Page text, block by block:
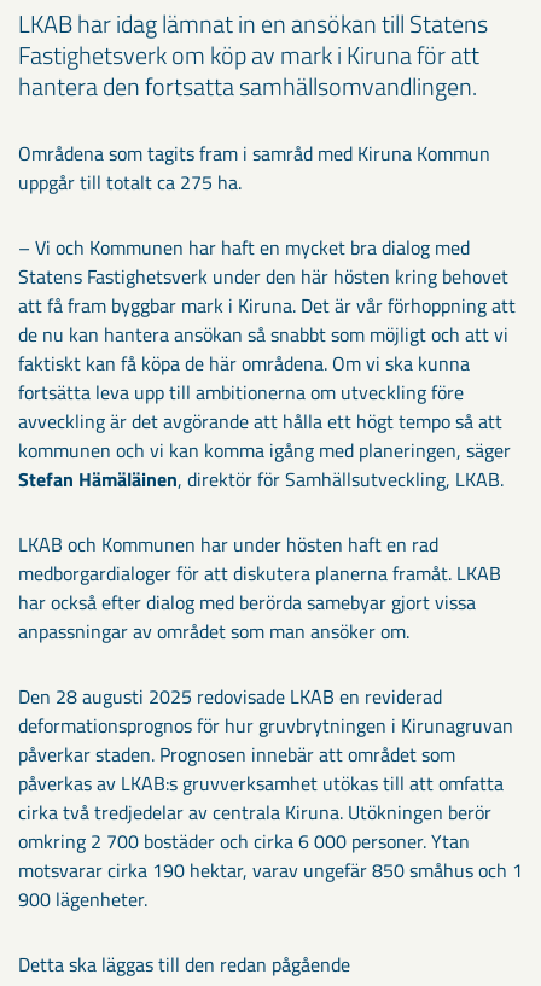
LKAB har idag lämnat in en ansökan till Statens
Fastighetsverk om köp av mark i Kiruna för att
hantera den fortsatta samhällsomvandlingen.
Områdena som tagits fram i samråd med Kiruna Kommun
uppgår till totalt ca 275 ha.
– Vi och Kommunen har haft en mycket bra dialog med
Statens Fastighetsverk under den här hösten kring behovet
att få fram byggbar mark i Kiruna. Det är vår förhoppning att
de nu kan hantera ansökan så snabbt som möjligt och att vi
faktiskt kan få köpa de här områdena. Om vi ska kunna
fortsätta leva upp till ambitionerna om utveckling före
avveckling är det avgörande att hålla ett högt tempo så att
kommunen och vi kan komma igång med planeringen, säger
Stefan Hämäläinen, direktör för Samhällsutveckling, LKAB.
LKAB och Kommunen har under hösten haft en rad
medborgardialoger för att diskutera planerna framåt. LKAB
har också efter dialog med berörda samebyar gjort vissa
anpassningar av området som man ansöker om.
Den 28 augusti 2025 redovisade LKAB en reviderad
deformationsprognos för hur gruvbrytningen i Kirunagruvan
påverkar staden. Prognosen innebär att området som
påverkas av LKAB:s gruvverksamhet utökas till att omfatta
cirka två tredjedelar av centrala Kiruna. Utökningen berör
omkring 2 700 bostäder och cirka 6 000 personer. Ytan
motsvarar cirka 190 hektar, varav ungefär 850 småhus och 1
900 lägenheter.
Detta ska läggas till den redan pågående